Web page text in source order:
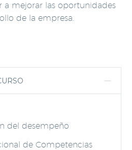
a mejorar las oportunidades
de la empresa.
del desempeño
de Competencias